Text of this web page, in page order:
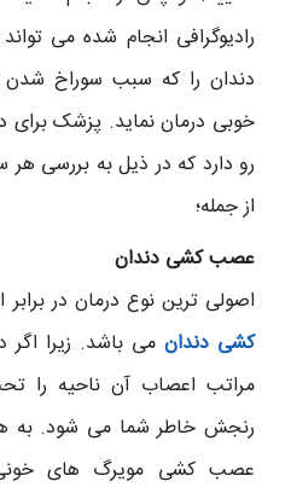
رادیوگرافی انجام شده می
دندان را که سبب سوراخ
خوبی درمان نماید. پزشک
رو دارد که در ذیل به بررسی
از جمله؛
عصب کشی دندان
اصولی ترین نوع درمان در
کشی دندان می باشد. زیرا
مراتب اعصاب آن ناحیه را
رنجش خاطر شما می شود. به
عصب کشی مویرگ های